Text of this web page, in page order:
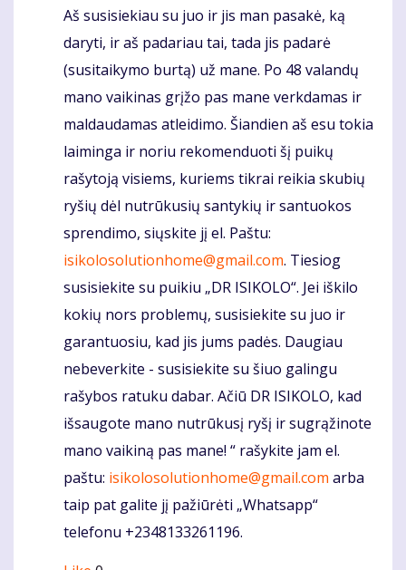
Aš susisiekiau su juo ir jis man pasakė, ką
daryti, ir aš padariau tai, tada jis padarė
(susitaikymo burtą) už mane. Po 48 valandų
mano vaikinas grįžo pas mane verkdamas ir
maldaudamas atleidimo. Šiandien aš esu tokia
laiminga ir noriu rekomenduoti šį puikų
rašytoją visiems, kuriems tikrai reikia skubių
ryšių dėl nutrūkusių santykių ir santuokos
sprendimo, siųskite jį el. Paštu:
isikolosolutionhome@gmail.com. Tiesiog
susisiekite su puikiu „DR ISIKOLO“. Jei iškilo
kokių nors problemų, susisiekite su juo ir
garantuosiu, kad jis jums padės. Daugiau
nebeverkite - susisiekite su šiuo galingu
rašybos ratuku dabar. Ačiū DR ISIKOLO, kad
išsaugote mano nutrūkusį ryšį ir sugrąžinote
mano vaikiną pas mane! “ rašykite jam el.
paštu: isikolosolutionhome@gmail.com arba
taip pat galite jį pažiūrėti „Whatsapp“
telefonu +2348133261196.